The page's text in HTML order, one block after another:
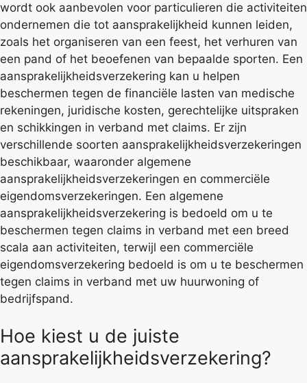
wordt ook aanbevolen voor particulieren die activiteiten
ondernemen die tot aansprakelijkheid kunnen leiden,
zoals het organiseren van een feest, het verhuren van
een pand of het beoefenen van bepaalde sporten. Een
aansprakelijkheidsverzekering kan u helpen
beschermen tegen de financiële lasten van medische
rekeningen, juridische kosten, gerechtelijke uitspraken
en schikkingen in verband met claims. Er zijn
verschillende soorten aansprakelijkheidsverzekeringen
beschikbaar, waaronder algemene
aansprakelijkheidsverzekeringen en commerciële
eigendomsverzekeringen. Een algemene
aansprakelijkheidsverzekering is bedoeld om u te
beschermen tegen claims in verband met een breed
scala aan activiteiten, terwijl een commerciële
eigendomsverzekering bedoeld is om u te beschermen
tegen claims in verband met uw huurwoning of
bedrijfspand.
Hoe kiest u de juiste
aansprakelijkheidsverzekering?